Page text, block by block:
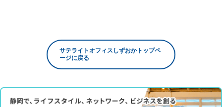
サテライトオフィスしずおかトップペ
ージに戻る